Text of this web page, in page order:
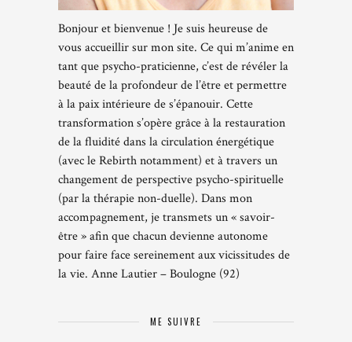
Bonjour et bienvenue ! Je suis heureuse de
vous accueillir sur mon site. Ce qui m’anime en
tant que psycho-praticienne, c’est de révéler la
beauté de la profondeur de l’être et permettre
à la paix intérieure de s’épanouir. Cette
transformation s’opère grâce à la restauration
de la fluidité dans la circulation énergétique
(avec le Rebirth notamment) et à travers un
changement de perspective psycho-spirituelle
(par la thérapie non-duelle). Dans mon
accompagnement, je transmets un « savoir-
être » afin que chacun devienne autonome
pour faire face sereinement aux vicissitudes de
la vie. Anne Lautier – Boulogne (92)
ME SUIVRE